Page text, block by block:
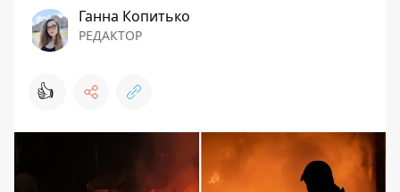
Ганна Копитько
РЕДАКТОР
👍